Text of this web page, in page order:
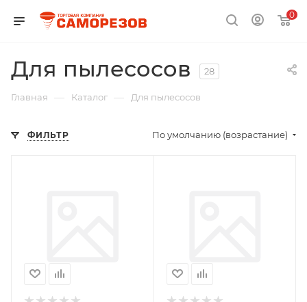
0
Для пылесосов 28
Главная — Каталог — Для пылесосов
ФИЛЬТР По умолчанию (возрастание)